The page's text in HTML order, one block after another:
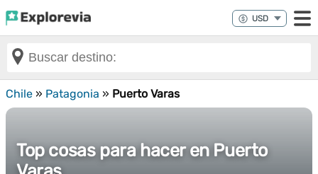
Chile » Patagonia » Puerto Varas
Top cosas para hacer en Puerto